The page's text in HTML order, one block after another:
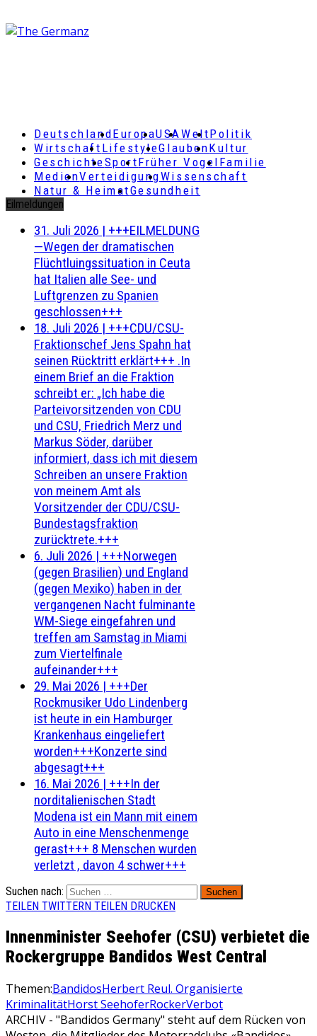
DeutschlandEuropaUSAWeltPolitik
Wirtschaft LifestyleGlaubenKultur
GeschichteSportFrüher Vogel Familie
MedienVerteidigungWissenschaft
Natur & HeimatGesundheit
Eilmeldungen
31. Juli 2026 | +++EILMELDUNG
—Wegen der dramatischen
Flüchtluingssituation in Ceuta
hat Italien alle See- und
Luftgrenzen zu Spanien
geschlossen+++
18. Juli 2026 | +++CDU/CSU-
Fraktionschef Jens Spahn hat
seinen Rücktritt erklärt+++ .In
einem Brief an die Fraktion
schreibt er: „Ich habe die
Parteivorsitzenden von CDU
und CSU, Friedrich Merz und
Markus Söder, darüber
informiert, dass ich mit diesem
Schreiben an unsere Fraktion
von meinem Amt als
Vorsitzender der CDU/CSU-
Bundestagsfraktion
zurücktrete.+++
6. Juli 2026 | +++Norwegen
(gegen Brasilien) und England
(gegen Mexiko) haben in der
vergangenen Nacht fulminante
WM-Siege eingefahren und
treffen am Samstag in Miami
zum Viertelfinale
aufeinander+++
29. Mai 2026 | +++Der
Rockmusiker Udo Lindenberg
ist heute in ein Hamburger
Krankenhaus eingeliefert
worden+++Konzerte sind
abgesagt+++
16. Mai 2026 | +++In der
norditalienischen Stadt
Modena ist ein Mann mit einem
Auto in eine Menschenmenge
gerast+++ 8 Menschen wurden
verletzt , davon 4 schwer+++
Suchen nach:
TEILEN TWITTERN TEILEN DRUCKEN
Innenminister Seehofer (CSU) verbietet die
Rockergruppe Bandidos West Central
Themen:BandidosHerbert Reul. Organisierte
KriminalitätHorst SeehoferRockerVerbot
ARCHIV - "Bandidos Germany" steht auf dem Rücken von